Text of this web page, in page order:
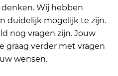
Wij hebben
duidelijk mogelijk te zijn.
nog vragen zijn. Jouw
graag verder met vragen
wensen.